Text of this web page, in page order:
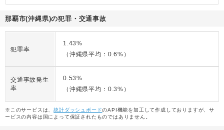
那覇市(沖縄県)の犯罪・交通事故
犯罪率
1.43%
（沖縄県平均：0.6%）
交通事故発生
率
0.53%
（沖縄県平均：0.3%）
※このサービスは、統計ダッシュボードのAPI機能を加工して作成しておりますが、サ
ービスの内容は国によって保証されたものではありません。